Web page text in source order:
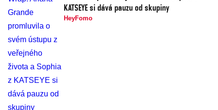
KATSEYE si dává pauzu od skupiny
HeyFomo